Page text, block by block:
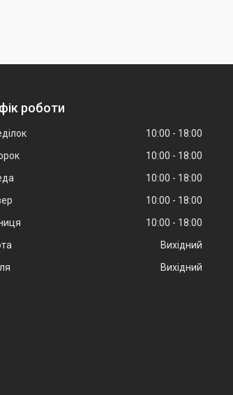
роботи
10:00
18:00
10:00
18:00
10:00
18:00
10:00
18:00
10:00
18:00
Вихідний
Вихідний